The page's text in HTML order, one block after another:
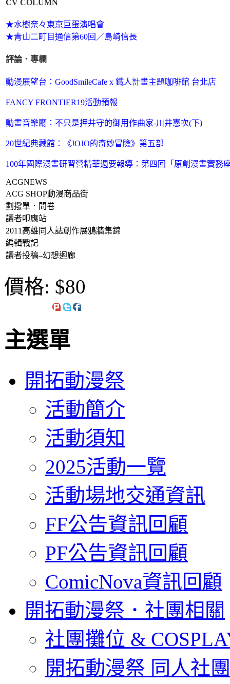
CV COLUMN
★水樹奈々東京巨蛋演唱會
★青山二町目通信第60回／島崎信長
評論．專欄
動漫展望台：GoodSmileCafe x 鐵人計畫主題咖啡館 台北店
FANCY FRONTIER19活動預報
動畫音樂廳： 不只是押井守的御用作曲家-川井憲次(下)
20世紀典藏館：《JOJO的奇妙冒險》第五部
100年國際漫畫研習營精華週要報導：第四回「原創漫畫實務
ACGNEWS
ACG SHOP動漫商品街
劃撥單．問卷
讀者叩應站
2011高雄同人誌創作展鴉牆集錦
編輯戰記
讀者投稿–幻想迴廊
價格: $80
主選單
開拓動漫祭
活動簡介
活動須知
2025活動一覽
活動場地交通資訊
FF公告資訊回顧
PF公告資訊回顧
ComicNova資訊回顧
開拓動漫祭．社團相關
社團攤位 &
開拓動漫祭 同人社